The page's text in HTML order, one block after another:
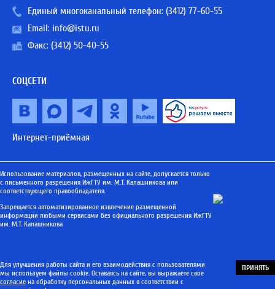
Единый многоканальный телефон: (3412) 77-60-55
Email: info@istu.ru
Факс: (3412) 50-40-55
СОЦСЕТИ
Интернет-приёмная
Использование материалов, размещенных на сайте, допускается только
с письменного разрешения ИжГТУ им. М.Т. Калашникова или
соответствующего правообладателя.
Запрещается автоматизированное извлечение размещенной
информации любыми сервисами без официального разрешения ИжГТУ
им. М.Т. Калашникова
Для улучшения работы сайта и его взаимодействия с пользователями
мы используем файлы cookie. Оставаясь на сайте, вы выражаете свое
согласие на обработку персональных данных в соответствии с
ПРИНЯТЬ